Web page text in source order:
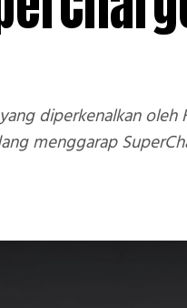
diperkenalkan
menggarap